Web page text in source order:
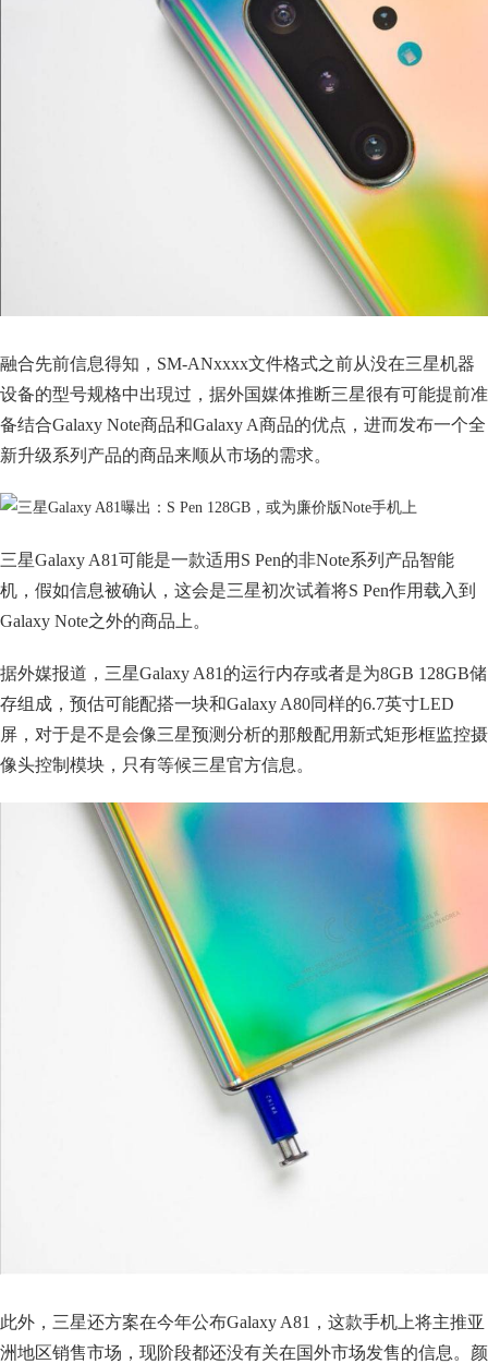
融合先前信息得知，SM-ANxxxx文件格式之前从没在三星机器
设备的型号规格中出現过，据外国媒体推断三星很有可能提前准
备结合Galaxy Note商品和Galaxy A商品的优点，进而发布一个全
新升级系列产品的商品来顺从市场的需求。
三星Galaxy A81可能是一款适用S Pen的非Note系列产品智能
机，假如信息被确认，这会是三星初次试着将S Pen作用载入到
Galaxy Note之外的商品上。
据外媒报道，三星Galaxy A81的运行内存或者是为8GB 128GB储
存组成，预估可能配搭一块和Galaxy A80同样的6.7英寸LED
屏，对于是不是会像三星预测分析的那般配用新式矩形框监控摄
像头控制模块，只有等候三星官方信息。
此外，三星还方案在今年公布Galaxy A81，这款手机上将主推亚
洲地区销售市场，现阶段都还没有关在国外市场发售的信息。颜